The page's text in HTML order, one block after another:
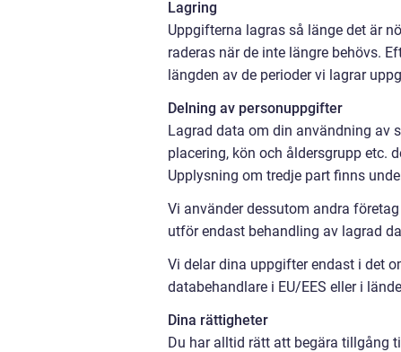
Lagring
Uppgifterna lagras så länge det är
raderas när de inte längre behövs.
längden av de perioder vi lagrar
Delning av personuppgifter
Lagrad data om din användning av
placering, kön och åldersgrupp etc.
Upplysning om tredje part finns
Vi använder dessutom andra
utför endast behandling av lagrad
Vi delar dina uppgifter endast i det
databehandlare i EU/EES eller i
Dina rättigheter
Du har alltid rätt att begära tillgång